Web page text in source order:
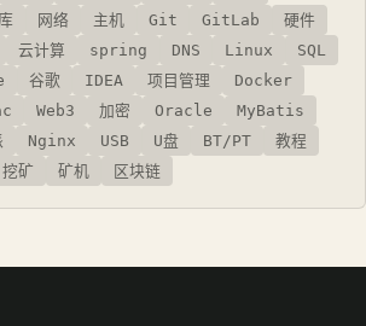
网络 主机 Git GitLab
硬件
云计算 spring DNS Linux
SQL
谷歌 IDEA 项目管理
Docker
Web3 加密 Oracle
MyBatis
Nginx USB U盘 BT/PT
教程
挖矿 矿机 区块链